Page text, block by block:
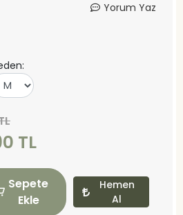
Yorum Yaz
TL
Sepete
Ekle
Hemen
Al